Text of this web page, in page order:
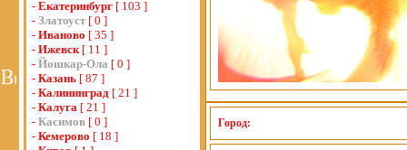
- Екатеринбург [ 103 ]
- Златоуст [ 0 ]
- Иваново [ 35 ]
- Ижевск[ 11 ]
- Йошкар-Ола [ 0 ]
- Казань [ 87 ]
- Калининград [ 21 ]
- Калуга [ 21 ]
- Касимов [ 0 ]
- Кемерово [ 18 ]
Город: